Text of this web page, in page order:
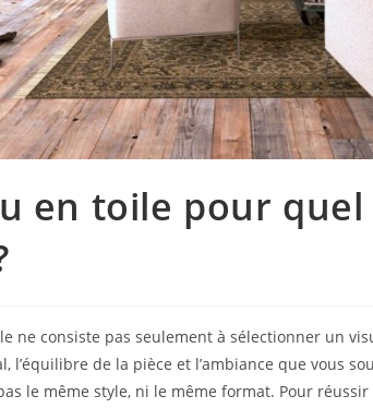
en toile pour
ne consiste pas seulement à sélectionner un
l’équilibre de la pièce et l’ambiance que vous
le même style, ni le même format. Pour